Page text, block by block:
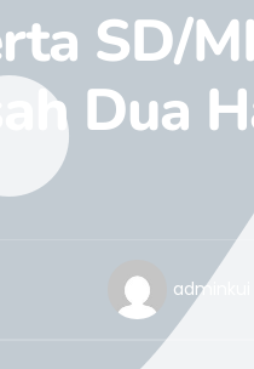
SD/
Dua
adminkui